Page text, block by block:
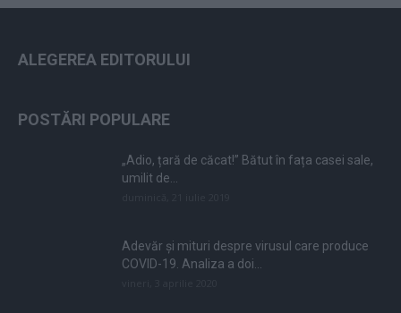
ALEGEREA EDITORULUI
POSTĂRI POPULARE
„Adio, țară de căcat!” Bătut în fața casei sale,
umilit de...
Adevăr și mituri despre virusul care produce
COVID-19. Analiza a doi...